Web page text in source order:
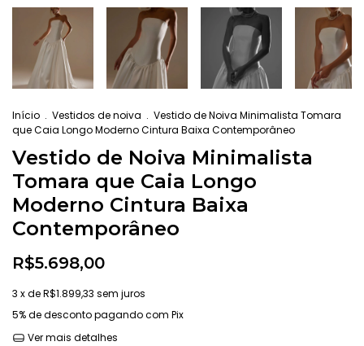
Início . Vestidos de noiva . Vestido de Noiva Minimalista Tomara
que Caia Longo Moderno Cintura Baixa Contemporâneo
Vestido de Noiva Minimalista
Tomara que Caia Longo
Moderno Cintura Baixa
Contemporâneo
R$5.698,00
3 x deR$1.899,33 sem juros
5% de descontopagando com Pix
Ver mais detalhes